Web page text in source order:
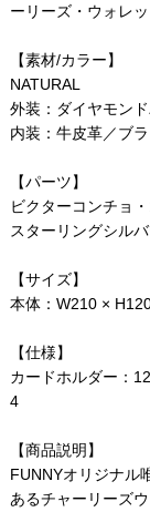
ーリーズ・ウォレ
【素材/カラー】
NATURAL
外装：ダイヤモン
内装：牛皮革／ブ
【パーツ】
ビクターコンチョ
スターリングシル
【サイズ】
本体：W210 × H120
【仕様】
カードホルダー：
4
【商品説明】
FUNNYオリジナル
あるチャーリーズウ